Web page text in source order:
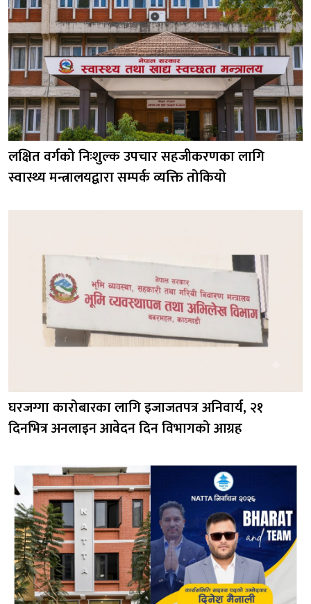
लक्षित वर्गको निःशुल्क उपचार सहजीकरणका लागि
स्वास्थ्य मन्त्रालयद्वारा सम्पर्क व्यक्ति तोकियो
घरजग्गा कारोबारका लागि इजाजतपत्र अनिवार्य, २१
दिनभित्र अनलाइन आवेदन दिन विभागको आग्रह